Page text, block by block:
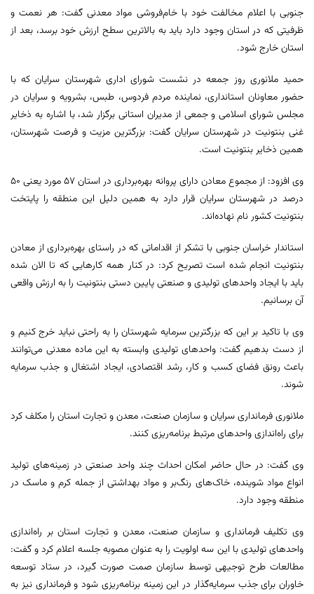
جنوبی با اعلام مخالفت خود با خام‌فروشی مواد معدنی گفت: هر نعمت و
ظرفیتی که در استان وجود دارد باید به بالاترین سطح ارزش خود برسد، بعد از
استان خارج شود.
حمید ملانوری روز جمعه در نشست شورای اداری شهرستان سرایان که با
حضور معاونان استانداری، نماینده مردم فردوس، طبس، بشرویه و سرایان در
مجلس شورای اسلامی و جمعی از مدیران استانی برگزار شد، با اشاره به ذخایر
غنی بنتونیت در شهرستان سرایان گفت: بزرگترین مزیت و فرصت شهرستان،
همین ذخایر بنتونیت است.
وی افزود: از مجموع معادن دارای پروانه بهره‌برداری در استان ۵۷ مورد یعنی ۵۰
درصد در شهرستان سرایان قرار دارد به همین دلیل این منطقه را پایتخت
بنتونیت کشور نام نهاده‌اند.
استاندار خراسان جنوبی با تشکر از اقداماتی که در راستای بهره‌برداری از معادن
بنتونیت انجام شده است تصریح کرد: در کنار همه کارهایی که تا الان شده
باید با ایجاد واحدهای تولیدی و صنعتی پایین دستی بنتونیت را به ارزش واقعی
آن برسانیم.
وی با تاکید بر این که بزرگترین سرمایه شهرستان را به راحتی نباید خرج کنیم و
از دست بدهیم گفت: واحدهای تولیدی وابسته به این ماده معدنی می‌توانند
باعث رونق فضای کسب و کار، رشد اقتصادی، ایجاد اشتغال و جذب سرمایه
شوند.
ملانوری فرمانداری سرایان و سازمان صنعت، معدن و تجارت استان را مکلف کرد
برای راه‌اندازی واحدهای مرتبط برنامه‌ریزی کنند.
وی گفت: در حال حاضر امکان احداث چند واحد صنعتی در زمینه‌های تولید
انواع مواد شوینده، خاک‌های رنگ‌بر و مواد بهداشتی از جمله کرم و ماسک در
منطقه وجود دارد.
وی تکلیف فرمانداری و سازمان صنعت، معدن و تجارت استان بر راه‌اندازی
واحدهای تولیدی با این سه اولویت را به عنوان مصوبه جلسه اعلام کرد و گفت:
مطالعات طرح توجیهی توسط سازمان صمت صورت گیرد، در ستاد توسعه
خاوران برای جذب سرمایه‌گذار در این زمینه برنامه‌ریزی شود و فرمانداری نیز به